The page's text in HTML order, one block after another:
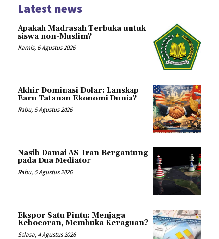
Latest news
Apakah Madrasah Terbuka untuk
siswa non-Muslim?
Kamis, 6 Agustus 2026
Akhir Dominasi Dolar: Lanskap
Baru Tatanan Ekonomi Dunia?
Rabu, 5 Agustus 2026
Nasib Damai AS-Iran Bergantung
pada Dua Mediator
Rabu, 5 Agustus 2026
Ekspor Satu Pintu: Menjaga
Kebocoran, Membuka Keraguan?
Selasa, 4 Agustus 2026